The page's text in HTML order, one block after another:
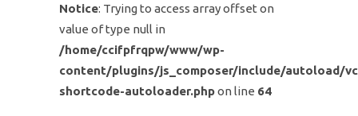
Notice: Trying to access array offset on
value of type null in
/home/ccifpfrqpw/www/wp-
content/plugins/js_composer/include/autoload/
shortcode-autoloader.phpon line 64